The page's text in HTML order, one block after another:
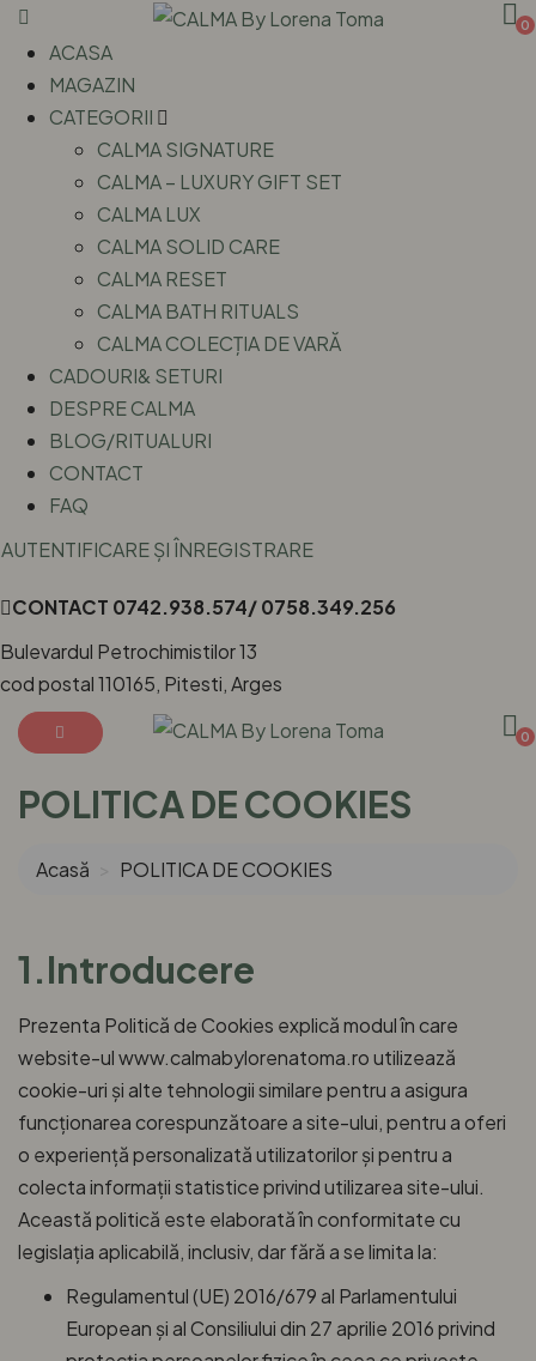
0
ACASA
MAGAZIN
CATEGORII
CALMA SIGNATURE
CALMA – LUXURY GIFT SET
CALMA LUX
CALMA SOLID CARE
CALMA RESET
CALMA BATH RITUALS
CALMA COLECȚIA DE VARĂ
CADOURI& SETURI
DESPRE CALMA
BLOG/RITUALURI
CONTACT
FAQ
AUTENTIFICARE ȘI ÎNREGISTRARE
CONTACT 0742.938.574/ 0758.349.256
Bulevardul Petrochimistilor 13
cod postal 110165, Pitesti, Arges
0
POLITICA DE COOKIES
Acasă POLITICA DE COOKIES
1.Introducere
Prezenta Politică de Cookies explică modul în care
website-ul www.calmabylorenatoma.ro utilizează
cookie-uri și alte tehnologii similare pentru a asigura
funcționarea corespunzătoare a site-ului, pentru a oferi
o experiență personalizată utilizatorilor și pentru a
colecta informații statistice privind utilizarea site-ului.
Această politică este elaborată în conformitate cu
legislația aplicabilă, inclusiv, dar fără a se limita la:
Regulamentul (UE) 2016/679 al Parlamentului
European și al Consiliului din 27 aprilie 2016 privind